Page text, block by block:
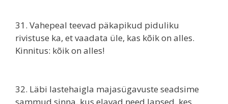
31. Vahepeal teevad päkapikud piduliku
rivistuse ka, et vaadata üle, kas kõik on alles.
Kinnitus: kõik on alles!
32. Läbi lastehaigla majasügavuste seadsime
sammud sinna, kus elavad need lapsed, kes